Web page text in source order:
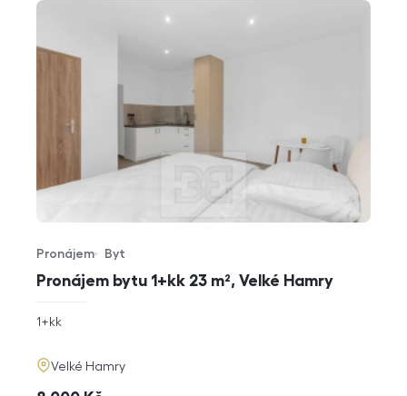
Pronájem bytu 1+kk 23 m², Velké Hamry
Typ nabídky
Pronájem
Typ nemovitosti
Byt
rozměry
1+kk
adresa
Velké Hamry